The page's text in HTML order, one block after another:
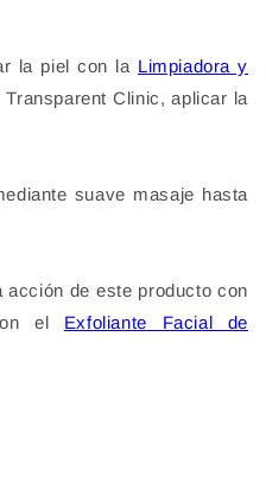
la piel con la Limpiadora y
Clinic, aplicar la
suave masaje hasta
acción de este producto con
el Exfoliante Facial de